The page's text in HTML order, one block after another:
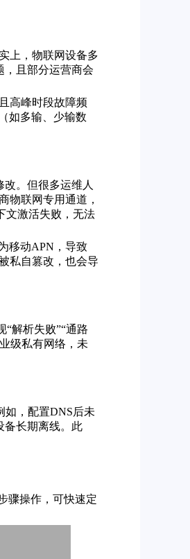
上，物联网设备多
，且部分运营商会
高峰时段故障频
如多输、少输数
。但很多运维人
物联网专用通道，
文激活失败，无法
移动APN，导致
私自篡改，也会导
解析失败”“通路
级私有网络，未
如，配置DNS后未
备长期离线。此
骤操作，可快速定